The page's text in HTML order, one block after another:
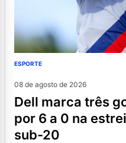
ESPORTE
08 de agosto de 2026
dell marca três gols e bahia goleia
por 6 a 0 na
sub-20